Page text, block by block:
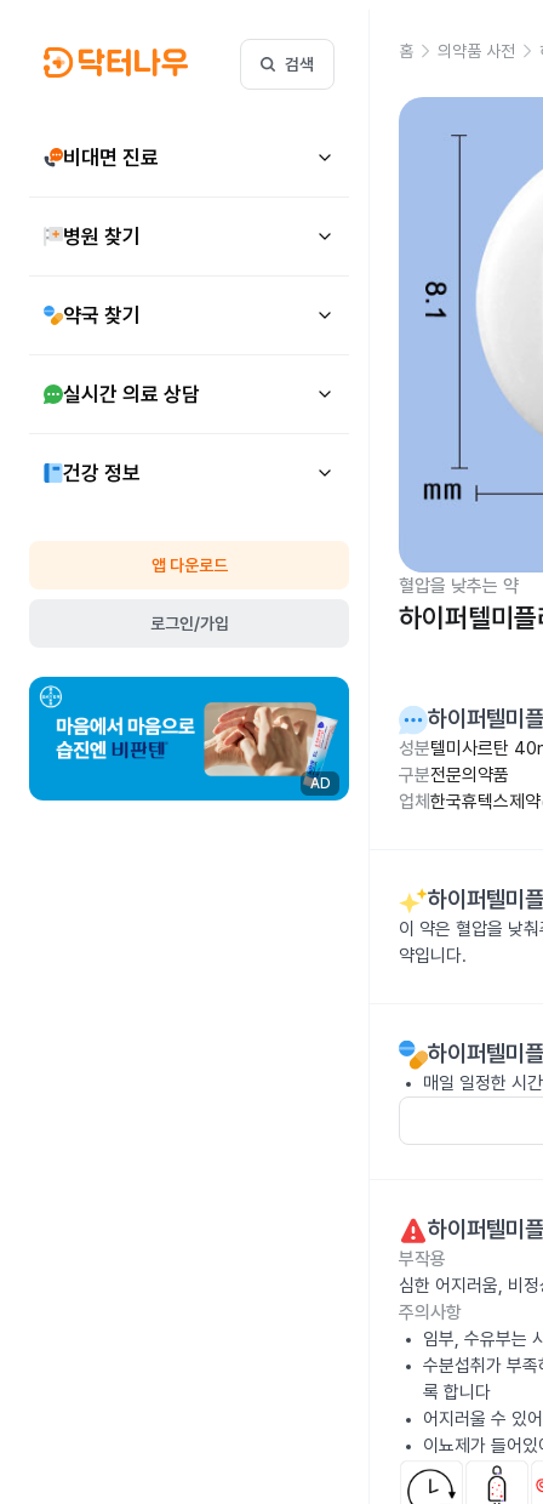
검색
비대면 진료
병원 찾기
약국 찾기
실시간 의료 상담
건강 정보
앱 다운로드
로그인/가입
AD
홈 의약품 사전
혈압을 낮추는 약
하이퍼텔미
하이퍼텔미
성분텔미사르탄
구분전문의약품
업체 한국휴텍스제
하이퍼텔미
이 약은 혈압을 낮
약입니다.
하이퍼텔미
매일 일정한 시
하이퍼텔미
부작용
심한 어지러움, 비
주의사항
임부, 수유부는
수분섭취가 부
록 합니다
어지러울 수 있
이뇨제가 들어